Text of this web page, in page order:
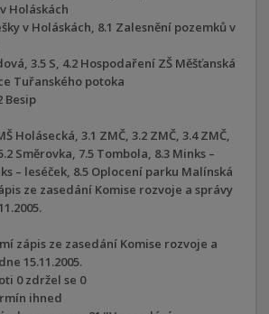
Holáskách
v Holáskách, 8.1 Zalesnění pozemků v
3.5 S, 4.2 Hospodaření ZŠ Měšťanská
Tuřanského potoka
Besip
Holásecká, 3.1 ZMČ, 3.2 ZMČ, 3.4 ZMČ,
Směrovka, 7.5 Tombola, 8.3 Minks –
– leséček, 8.5 Oplocení parku Malínská
ze zasedání Komise rozvoje a správy
zápis ze zasedání Komise rozvoje a
15.11.2005.
0 zdržel se 0
ihned